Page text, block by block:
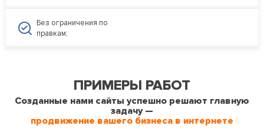
Без ограничения по
правкам;
ПРИМЕРЫ РАБОТ
Созданные нами сайты успешно решают главную
задачу —
продвижение вашего бизнеса в интернете